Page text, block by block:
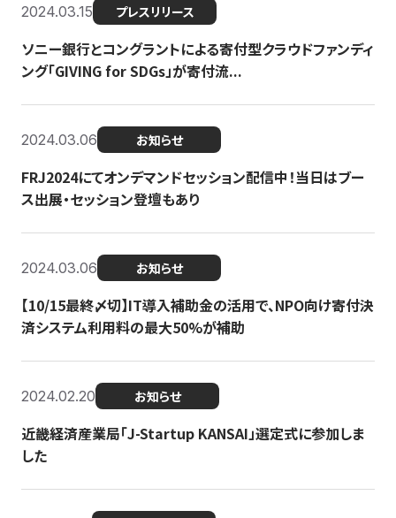
2024.03.15 プレスリリース
ソニー銀行とコングラントによる寄付型クラウドファンディ
ング「GIVING for SDGs」が寄付流...
2024.03.06 お知らせ
FRJ2024にてオンデマンドセッション配信中！当日はブー
ス出展・セッション登壇もあり
2024.03.06 お知らせ
【10/15最終〆切】IT導入補助金の活用で、NPO向け寄付決
済システム利用料の最大50%が補助
2024.02.20 お知らせ
近畿経済産業局「J-Startup KANSAI」選定式に参加しま
した